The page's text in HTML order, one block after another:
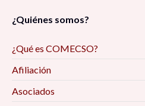
¿Quiénes somos?
¿Qué es COMECSO?
Afiliación
Asociados